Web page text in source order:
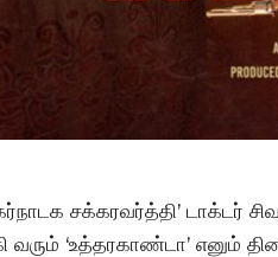
சக்கரவர்த்தி’ டாக்டர்
வரும் ‘உத்தரகாண்டா’ எனும்